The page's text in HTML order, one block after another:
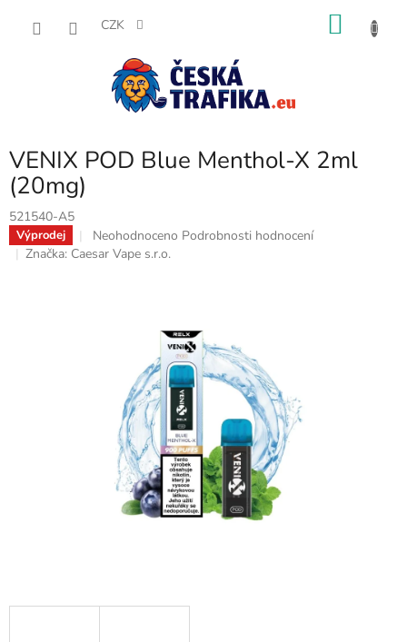
CZK
VENIX POD Blue Menthol-X 2ml
(20mg)
521540-A5
Výprodej
Průměrné
hodnocení
Neohodnoceno Podrobnosti hodnocení
Značka: Caesar Vape s.r.o.